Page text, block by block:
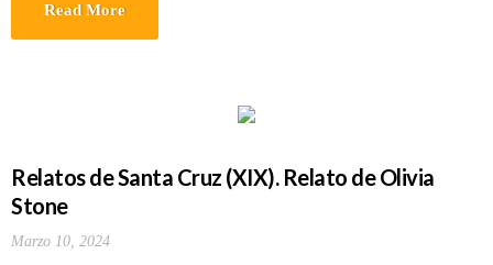
Read More
Relatos de Santa Cruz (XIX). Relato de Olivia
Stone
Marzo 10, 2024